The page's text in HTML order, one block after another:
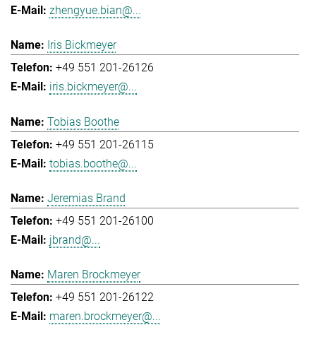
zhengyue.bian@...
Iris Bickmeyer
+49 551 201-26126
iris.bickmeyer@...
Tobias Boothe
+49 551 201-26115
tobias.boothe@...
Jeremias Brand
+49 551 201-26100
jbrand@...
Maren Brockmeyer
+49 551 201-26122
maren.brockmeyer@...